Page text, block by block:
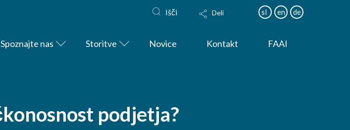
Išči Deli sl en de
Spoznajte nas Storitve Novice Kontakt FAAI
podjetja?